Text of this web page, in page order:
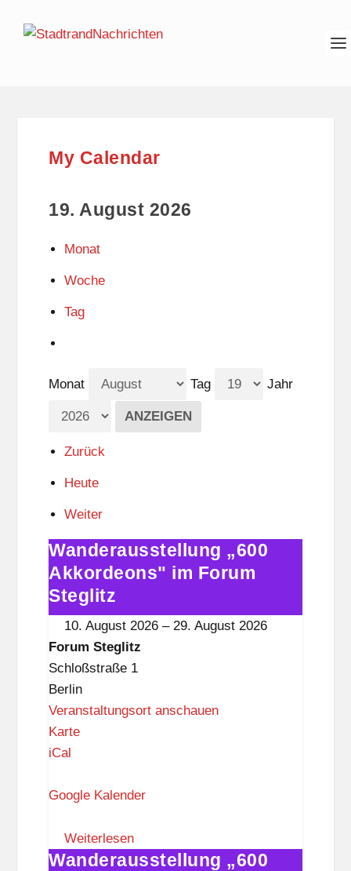
My Calendar
19. August 2026
Monat
Woche
Tag
Monat Tag Jahr
Zurück
Heute
Weiter
Wanderausstellung
„600
Akkordeons"
im
Forum
Steglitz
Wanderausstellung „600
Akkordeons" im Forum
Steglitz
10. August 2026 –29. August 2026
Forum Steglitz
Schloßstraße 1
Berlin
Veranstaltungsort anschauen
KarteF
u
S
t
iCal
Google Kalender
Weiterlesen
Wanderausstellung
Wanderausstellung „600